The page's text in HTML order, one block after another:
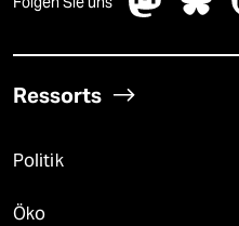
Ressorts
Politik
Öko